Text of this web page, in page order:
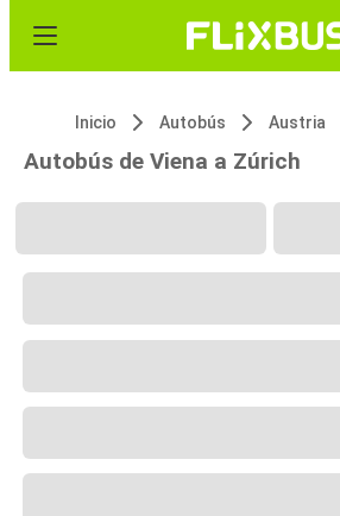
Inicio Autobús Austria
Autobús de Viena a Zúrich